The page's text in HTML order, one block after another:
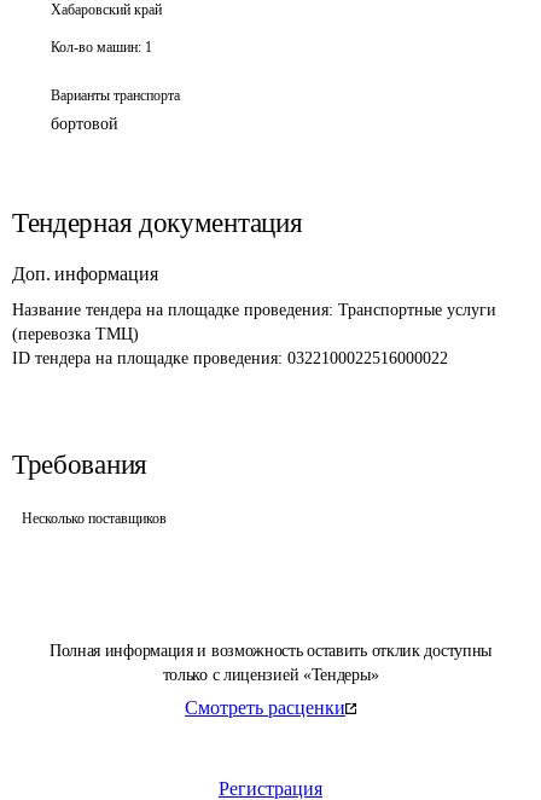
Полная информация и возможность оставить отклик доступны
только с лицензией «Тендеры»
Смотреть расценки
Регистрация
Хабаровский край
Кол-во машин: 1
Варианты транспорта
бортовой
Тендерная документация
Доп. информация
Название тендера на площадке проведения: Транспортные услуги
(перевозка ТМЦ)
ID тендера на площадке проведения: 0322100022516000022
Требования
Несколько поставщиков